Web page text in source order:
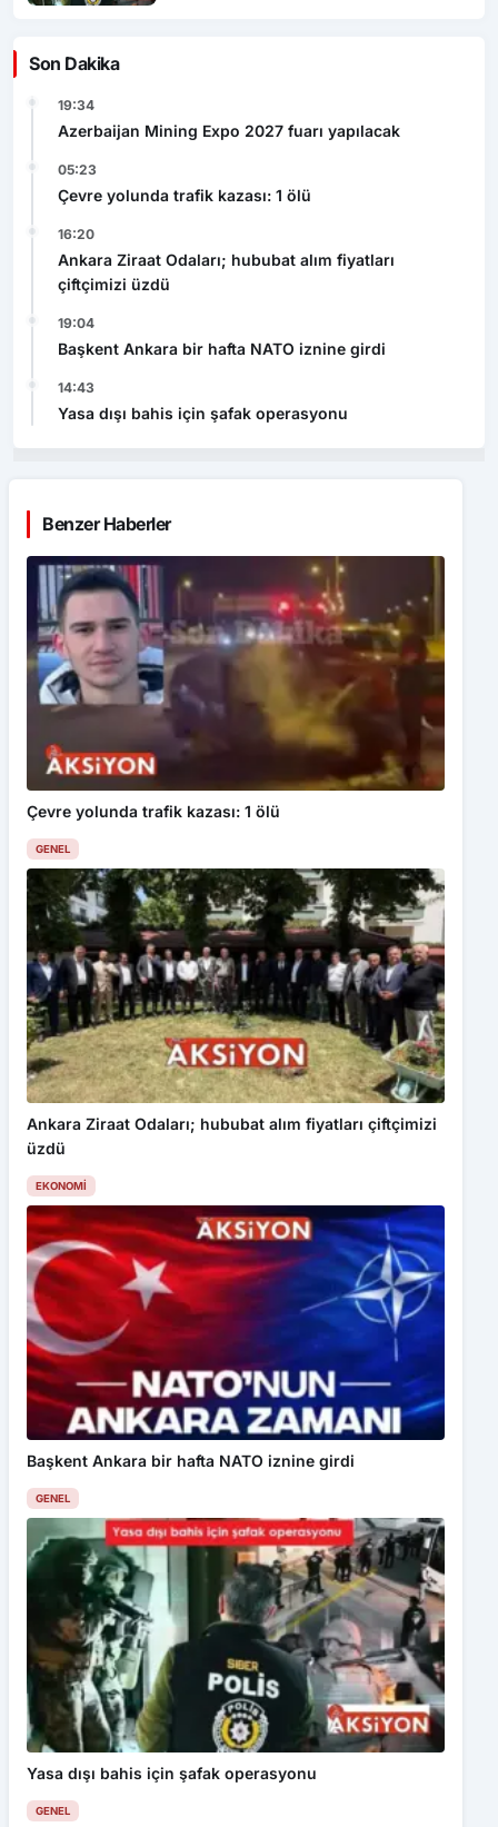
Son Dakika
19:34
Azerbaijan Mining Expo 2027 fuarı yapılacak
05:23
Çevre yolunda trafik kazası: 1 ölü
16:20
Ankara Ziraat Odaları; hububat alım fiyatları
çiftçimizi üzdü
19:04
Başkent Ankara bir hafta NATO iznine girdi
14:43
Yasa dışı bahis için şafak operasyonu
Benzer Haberler
Çevre yolunda trafik kazası: 1 ölü
GENEL
Ankara Ziraat Odaları; hububat alım fiyatları çiftçimizi
üzdü
EKONOMI
Başkent Ankara bir hafta NATO iznine girdi
GENEL
Yasa dışı bahis için şafak operasyonu
GENEL